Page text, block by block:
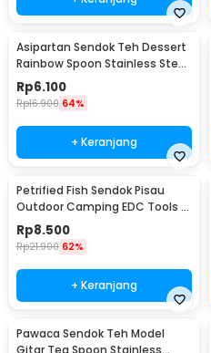
Asipartan Sendok Teh Dessert
Rainbow Spoon Stainless Steel
Bulat - A014
Rp6.100
Rp16.900 64%
+ Keranjang
Petrified Fish Sendok Pisau
Outdoor Camping EDC Tools -
LX709
Rp8.500
Rp21.900 62%
+ Keranjang
Pawaca Sendok Teh Model